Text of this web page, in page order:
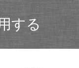
する